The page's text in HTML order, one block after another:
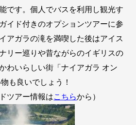
です。個人でバスを利用し観光す
イド付きのオプションツアーに参
アガラの滝を満喫した後はアイス
リー巡りや昔ながらのイギリスの
わいらしい街「ナイアガラ オン
も良いでしょう！
ツアー情報はこちらから）